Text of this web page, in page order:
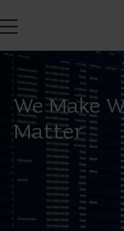
We Make
Matter